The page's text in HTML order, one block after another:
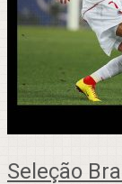
Seleção